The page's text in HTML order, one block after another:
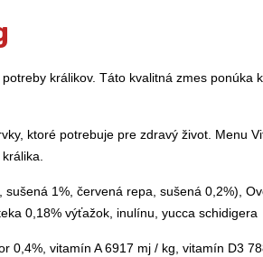
králikov. Táto kvalitná zmes ponúka
ktoré potrebuje pre zdravý život. Menu
1%, červená repa, sušená 0,2%),
0,18% výťažok, inulínu, yucca schidigera
0,4%, vitamín A 6917 mj / kg, vitamín D3